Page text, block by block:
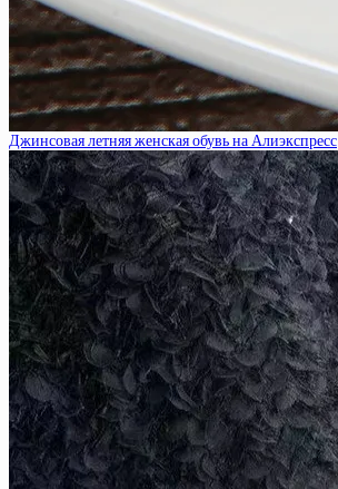
Джинсовая летняя женская обувь на Алиэкспресс